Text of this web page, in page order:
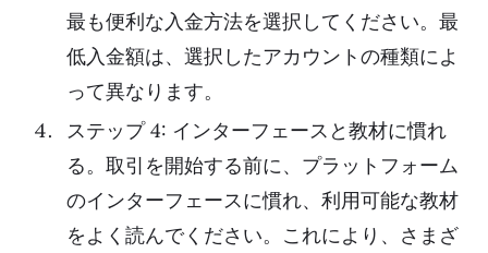
最も便利な入金方法を選択してください。最
低入金額は、選択したアカウントの種類によ
って異なります。
ステップ 4: インターフェースと教材に慣れ
る。取引を開始する前に、プラットフォーム
のインターフェースに慣れ、利用可能な教材
をよく読んでください。これにより、さまざ